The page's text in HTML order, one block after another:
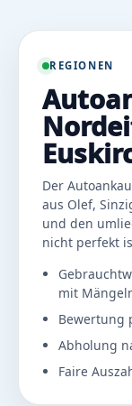
REGIONEN
Der
aus Olef,
und den
nicht perfekt
mit
Bewertung
Abholung
Faire